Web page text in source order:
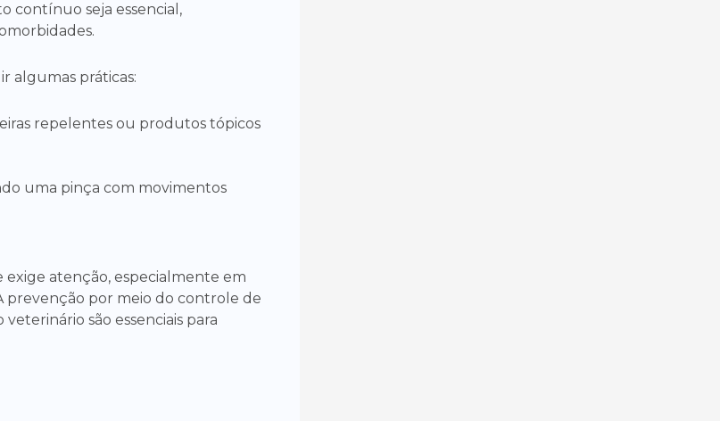
contínuo seja essencial,
algumas práticas:
repelentes ou produtos tópicos
uma pinça com movimentos
exige atenção, especialmente em
prevenção por meio do controle de
são essenciais para